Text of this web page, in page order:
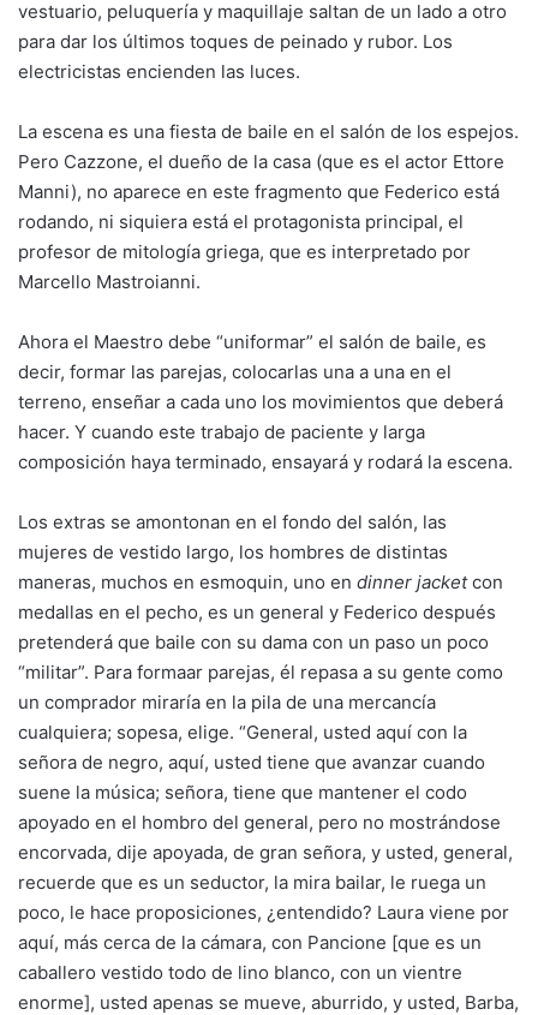
vestuario, peluquería y maquillaje saltan de un lado a otro
para dar los últimos toques de peinado y rubor. Los
electricistas encienden las luces.
La escena es una fiesta de baile en el salón de los espejos.
Pero Cazzone, el dueño de la casa (que es el actor Ettore
Manni), no aparece en este fragmento que Federico está
rodando, ni siquiera está el protagonista principal, el
profesor de mitología griega, que es interpretado por
Marcello Mastroianni.
Ahora el Maestro debe “uniformar” el salón de baile, es
decir, formar las parejas, colocarlas una a una en el
terreno, enseñar a cada uno los movimientos que deberá
hacer. Y cuando este trabajo de paciente y larga
composición haya terminado, ensayará y rodará la escena.
Los extras se amontonan en el fondo del salón, las
mujeres de vestido largo, los hombres de distintas
maneras, muchos en esmoquin, uno en dinner jacketcon
medallas en el pecho, es un general y Federico después
pretenderá que baile con su dama con un paso un poco
“militar”. Para formaar parejas, él repasa a su gente como
un comprador miraría en la pila de una mercancía
cualquiera; sopesa, elige. “General, usted aquí con la
señora de negro, aquí, usted tiene que avanzar cuando
suene la música; señora, tiene que mantener el codo
apoyado en el hombro del general, pero no mostrándose
encorvada, dije apoyada, de gran señora, y usted, general,
recuerde que es un seductor, la mira bailar, le ruega un
poco, le hace proposiciones, ¿entendido? Laura viene por
aquí, más cerca de la cámara, con Pancione [que es un
caballero vestido todo de lino blanco, con un vientre
enorme], usted apenas se mueve, aburrido, y usted, Barba,